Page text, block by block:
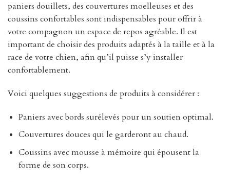
paniers douillets, des couvertures moelleuses et des
coussins confortables sont indispensables pour offrir à
votre compagnon un espace de repos agréable. Il est
important de choisir des produits adaptés à la taille et à la
race de votre chien, afin qu’il puisse s’y installer
confortablement.
Voici quelques suggestions de produits à considérer :
Paniers avec bords surélevés pour un soutien optimal.
Couvertures douces qui le garderont au chaud.
Coussins avec mousse à mémoire qui épousent la
forme de son corps.